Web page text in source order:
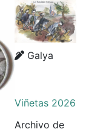
Details
Details
Galya
Viñetas 2026
Archivo de